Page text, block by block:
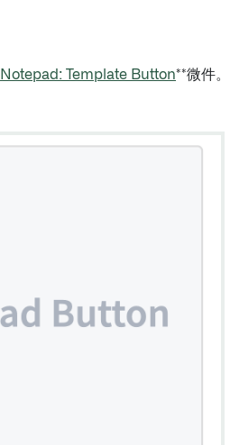
Notepad: Template Button**微件。